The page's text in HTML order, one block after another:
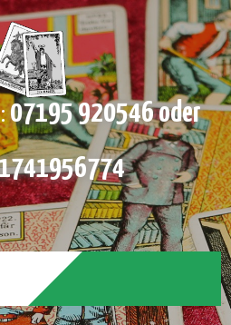
07195 920546 oder